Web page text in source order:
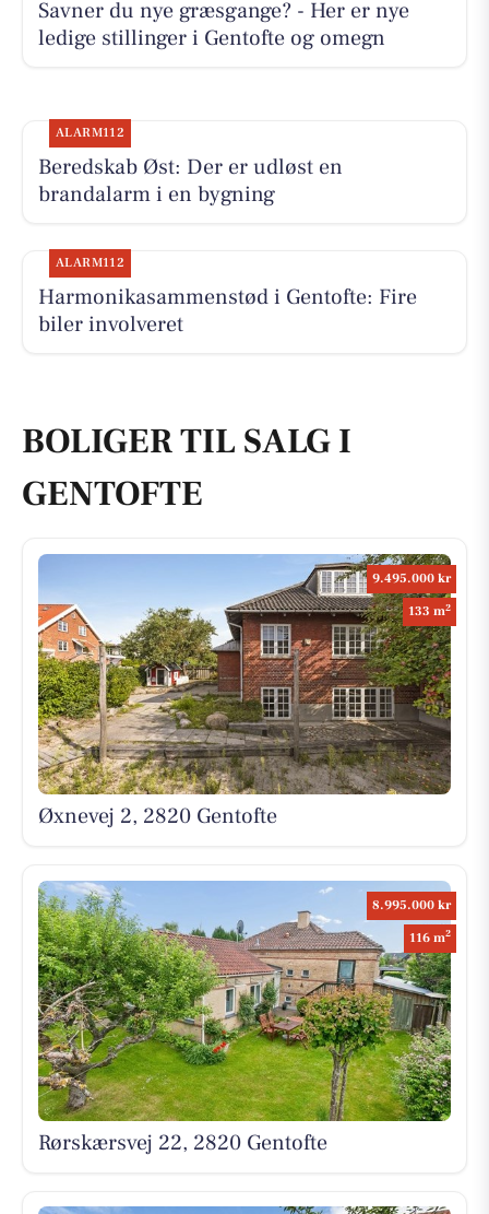
Savner du nye græsgange? - Her er nye
ledige stillinger i Gentofte og omegn
ALARM112
Beredskab Øst: Der er udløst en
brandalarm i en bygning
ALARM112
Harmonikasammenstød i Gentofte: Fire
biler involveret
BOLIGER TIL SALG I
GENTOFTE
9.495.000 kr
133 m2
Øxnevej 2, 2820 Gentofte
8.995.000 kr
116 m2
Rørskærsvej 22, 2820 Gentofte